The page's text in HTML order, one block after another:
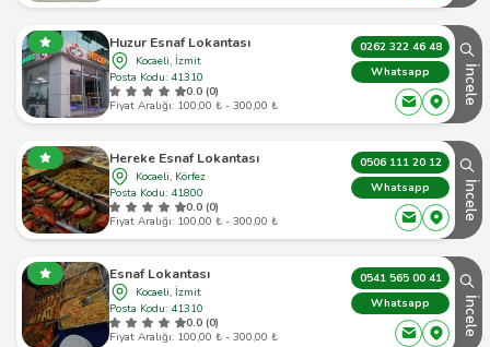
Huzur Esnaf Lokantası
Kocaeli, İzmit
Posta Kodu: 41310
0.0 (0)
Fiyat Aralığı: 100,00 ₺ - 300,00 ₺
0262 322 46 48
Whatsapp
İncele
Hereke Esnaf Lokantası
Kocaeli, Körfez
Posta Kodu: 41800
0.0 (0)
Fiyat Aralığı: 100,00 ₺ - 300,00 ₺
0506 111 20 12
Whatsapp
İncele
Esnaf Lokantası
Kocaeli, İzmit
Posta Kodu: 41310
0.0 (0)
Fiyat Aralığı: 100,00 ₺ - 300,00 ₺
0541 565 00 41
Whatsapp
İncele